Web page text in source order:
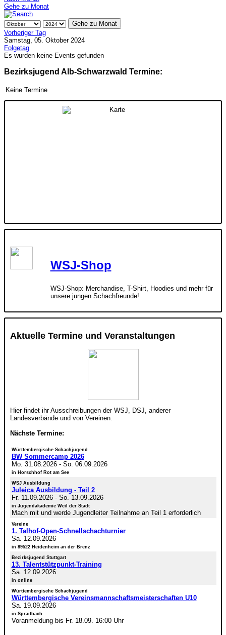
Gehe zu Monat
Gehe zu Monat
Vorheriger Tag
Samstag, 05. Oktober 2024
Folgetag
Es wurden keine Events gefunden
Bezirksjugend Alb-Schwarzwald Termine:
Keine Termine
WSJ-Shop
WSJ-Shop: Merchandise, T-Shirt, Hoodies und mehr für
unsere jungen Schachfreunde!
Aktuelle Termine und Veranstaltungen
Hier findet ihr Ausschreibungen der WSJ, DSJ, anderer
Landesverbände und von Vereinen.
Nächste Termine:
Württembergische Schachjugend
BW Sommercamp 2026
Mo. 31.08.2026- So. 06.09.2026
in Horschhof Rot am See
WSJ Ausbildung
Juleica Ausbildung - Teil 2
Fr. 11.09.2026- So. 13.09.2026
in Jugendakademie Weil der Stadt
Mach mit und werde Jugendleiter Teilnahme an Teil 1 erforderlich
Vereine
1. Talhof-Open-Schnellschachturnier
Sa. 12.09.2026
in 89522 Heidenheim an der Brenz
Bezirksjugend Stuttgart
13. Talentstützpunkt-Training
Sa. 12.09.2026
in online
Württembergische Schachjugend
Württembergische Vereinsmannschaftsmeisterschaften U10
Sa. 19.09.2026
in Spraitbach
Voranmeldung bis Fr. 18.09. 16:00 Uhr